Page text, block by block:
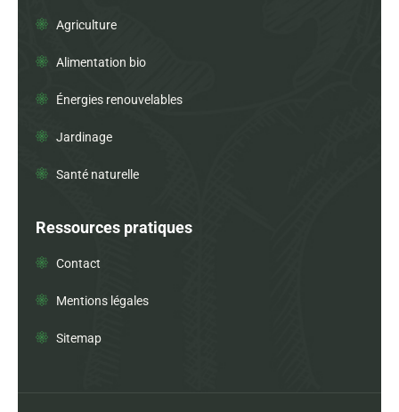
Agriculture
Alimentation bio
Énergies renouvelables
Jardinage
Santé naturelle
Ressources pratiques
Contact
Mentions légales
Sitemap